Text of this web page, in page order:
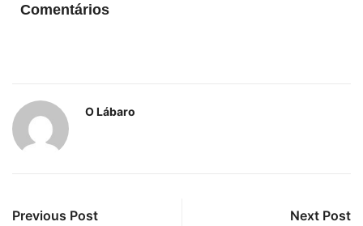
Comentários
O Lábaro
Previous Post Next Post